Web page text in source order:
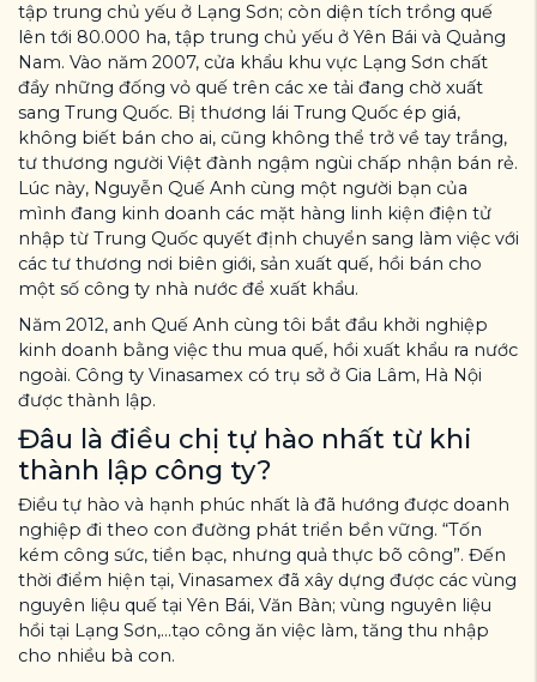
tập trung chủ yếu ở Lạng Sơn; còn diện tích trồng quế
lên tới 80.000 ha, tập trung chủ yếu ở Yên Bái và Quảng
Nam. Vào năm 2007, cửa khẩu khu vực Lạng Sơn chất
đầy những đống vỏ quế trên các xe tải đang chờ xuất
sang Trung Quốc. Bị thương lái Trung Quốc ép giá,
không biết bán cho ai, cũng không thể trở về tay trắng,
tư thương người Việt đành ngậm ngùi chấp nhận bán rẻ.
Lúc này, Nguyễn Quế Anh cùng một người bạn của
mình đang kinh doanh các mặt hàng linh kiện điện tử
nhập từ Trung Quốc quyết định chuyển sang làm việc với
các tư thương nơi biên giới, sản xuất quế, hồi bán cho
một số công ty nhà nước để xuất khẩu.
Năm 2012, anh Quế Anh cùng tôi bắt đầu khởi nghiệp
kinh doanh bằng việc thu mua quế, hồi xuất khẩu ra nước
ngoài. Công ty Vinasamex có trụ sở ở Gia Lâm, Hà Nội
được thành lập.
Đâu là điều chị tự hào nhất từ khi
thành lập công ty?
Điều tự hào và hạnh phúc nhất là đã hướng được doanh
nghiệp đi theo con đường phát triển bền vững. “Tốn
kém công sức, tiền bạc, nhưng quả thực bõ công”. Đến
thời điểm hiện tại, Vinasamex đã xây dựng được các vùng
nguyên liệu quế tại Yên Bái, Văn Bàn; vùng nguyên liệu
hồi tại Lạng Sơn,...tạo công ăn việc làm, tăng thu nhập
cho nhiều bà con.